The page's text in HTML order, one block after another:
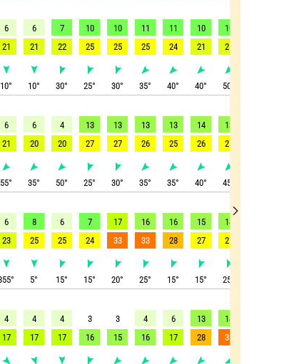
6 6 7 10 10 11 11 10 10
21 21 22 25 25 25 24 21 21
10° 10° 30° 25° 30° 35° 40° 40° 50
6 6 4 13 13 13 13 14 13
21 20 20 27 27 26 25 26 25
55° 35° 50° 25° 30° 35° 35° 40° 45
6 8 6 7 17 16 16 15 14
23 25 25 24 33 33 28 27 25
° 5° 15° 15° 20° 25° 15° 15° 25
4 4 4 3 3 4 6 13 14
17 17 17 16 15 16 17 28 31